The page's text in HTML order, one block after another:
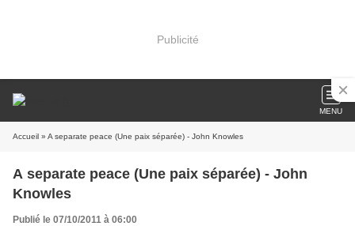
Publicité
MENU
Accueil » A separate peace (Une paix séparée) - John Knowles
A separate peace (Une paix séparée) - John
Knowles
Publié le 07/10/2011 à 06:00